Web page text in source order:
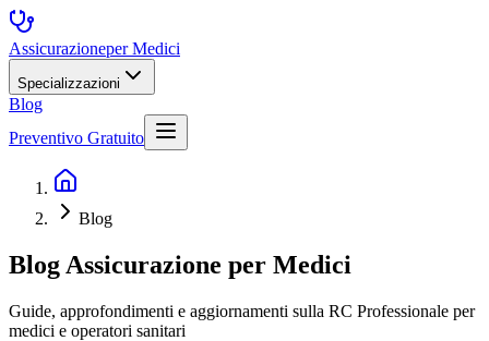
Assicurazioneper Medici
Specializzazioni
Blog
Preventivo Gratuito
Blog
Blog Assicurazione per Medici
Guide, approfondimenti e aggiornamenti sulla RC Professionale per
medici e operatori sanitari